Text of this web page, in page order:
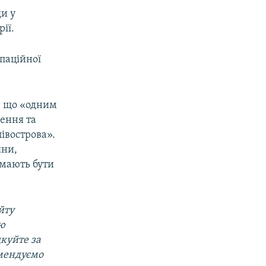
у
що «одним
та
бути
за